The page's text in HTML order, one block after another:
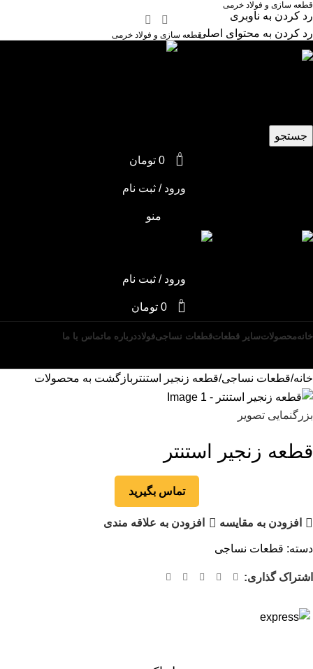
رد کردن به ناوبری
رد کردن به محتوای اصلی
قطعه سازی و فولاد خرمی
قطعه سازی و فولاد خرمی
جستجو
0
0 تومان
ورود / ثبت نام
منو
ورود / ثبت نام
0
0 تومان
خانهمحصولاتسایر قطعاتقطعات نساجیفولاددرباره ماتماس با ما
خانه قطعات نساجی قطعه زنجیر استنتر بازگشت به محصولات
بزرگنمایی تصویر
قطعه زنجیر استنتر
تماس بگیرید
افزودن به مقایسه افزودن به علاقه مندی
دسته: قطعات نساجی
اشتراک گذاری: